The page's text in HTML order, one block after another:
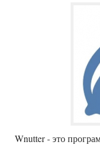
Wnutter - это